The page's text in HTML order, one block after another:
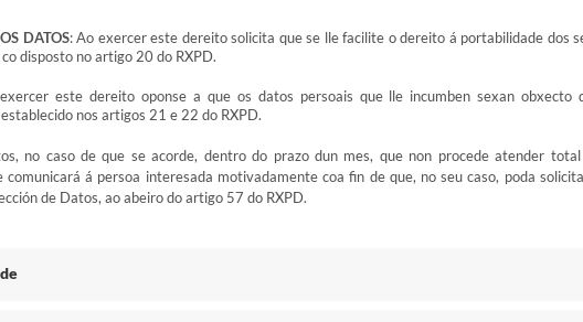
DATOS: Ao exercer este dereito solicita que se lle facilite o dereito á portabilidade dos
disposto no artigo 20 do RXPD.
este dereito oponse a que os datos persoais que lle incumben sexan obxecto
nos artigos 21 e 22 do RXPD.
no caso de que se acorde, dentro do prazo dun mes, que non procede atender
á persoa interesada motivadamente coa fin de que, no seu caso, poda
de Datos, ao abeiro do artigo 57 do RXPD.